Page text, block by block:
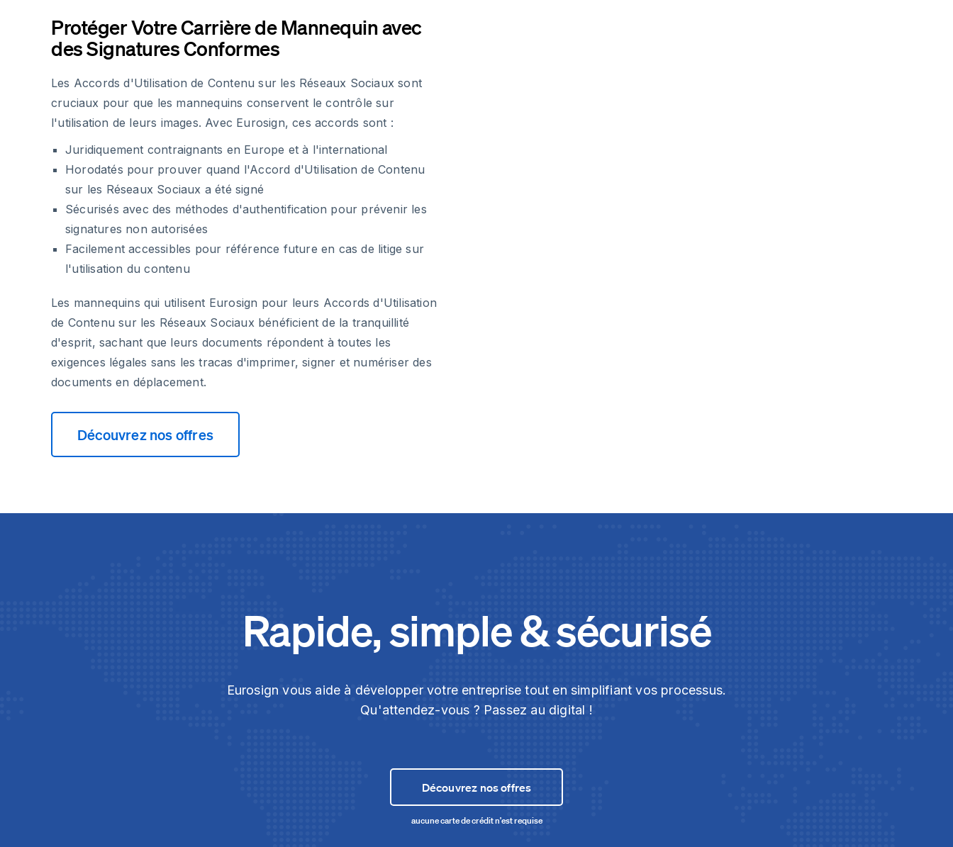
Protéger Votre Carrière de Mannequin avec
des Signatures Conformes
Les Accords d'Utilisation de Contenu sur les Réseaux Sociaux sont
cruciaux pour que les mannequins conservent le contrôle sur
l'utilisation de leurs images. Avec Eurosign, ces accords sont :
Juridiquement contraignants en Europe et à l'international
Horodatés pour prouver quand l'Accord d'Utilisation de Contenu
sur les Réseaux Sociaux a été signé
Sécurisés avec des méthodes d'authentification pour prévenir les
signatures non autorisées
Facilement accessibles pour référence future en cas de litige sur
l'utilisation du contenu
Les mannequins qui utilisent Eurosign pour leurs Accords d'Utilisation
de Contenu sur les Réseaux Sociaux bénéficient de la tranquillité
d'esprit, sachant que leurs documents répondent à toutes les
exigences légales sans les tracas d'imprimer, signer et numériser des
documents en déplacement.
Découvrez nos offres
Rapide, simple & sécurisé
Eurosign vous aide à développer votre entreprise tout en simplifiant vos processus.
Qu'attendez-vous ? Passez au digital !
Découvrez nos offres
aucune carte de crédit n'est requise